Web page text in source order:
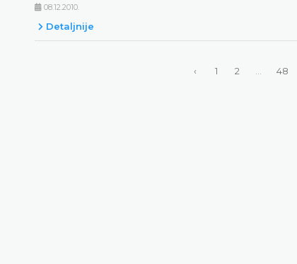
08.12.2010.
Detaljnije
‹ 1 2 48